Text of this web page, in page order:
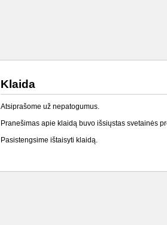
Klaida
Atsiprašome už nepatogumus.
Pranešimas apie klaidą buvo išsiųstas svetainės
Pasistengsime ištaisyti klaidą.